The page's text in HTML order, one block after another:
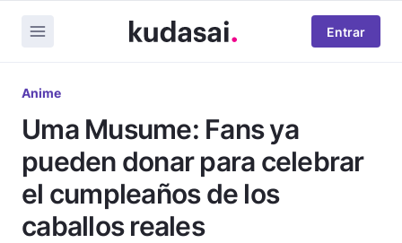
Entrar
Anime
Uma Musume: Fans ya
pueden donar para celebrar
el cumpleaños de los
caballos reales